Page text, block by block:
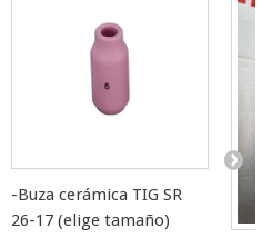
-Buza cerámica TIG SR
26-17 (elige tamaño)